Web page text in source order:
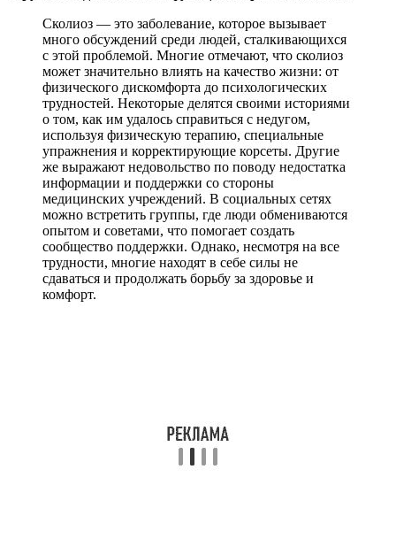
Сколиоз — это заболевание, которое вызывает
много обсуждений среди людей, сталкивающихся
с этой проблемой. Многие отмечают, что сколиоз
может значительно влиять на качество жизни: от
физического дискомфорта до психологических
трудностей. Некоторые делятся своими историями
о том, как им удалось справиться с недугом,
используя физическую терапию, специальные
упражнения и корректирующие корсеты. Другие
же выражают недовольство по поводу недостатка
информации и поддержки со стороны
медицинских учреждений. В социальных сетях
можно встретить группы, где люди обмениваются
опытом и советами, что помогает создать
сообщество поддержки. Однако, несмотря на все
трудности, многие находят в себе силы не
сдаваться и продолжать борьбу за здоровье и
комфорт.